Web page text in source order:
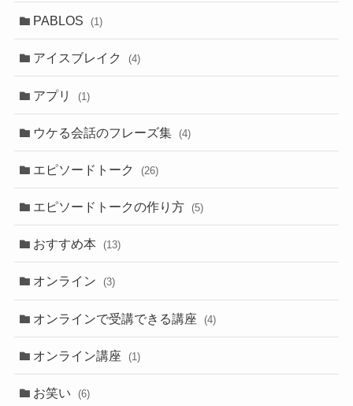
PABLOS (1)
アイスブレイク (4)
アプリ (1)
ウケる会話のフレーズ集 (4)
エピソードトーク (26)
エピソードトークの作り方 (5)
おすすめ本 (13)
オンライン (3)
オンラインで受講できる講座 (4)
オンライン講座 (1)
お笑い (6)